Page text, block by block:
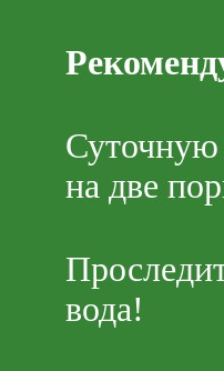
Суточную
на две
вода!